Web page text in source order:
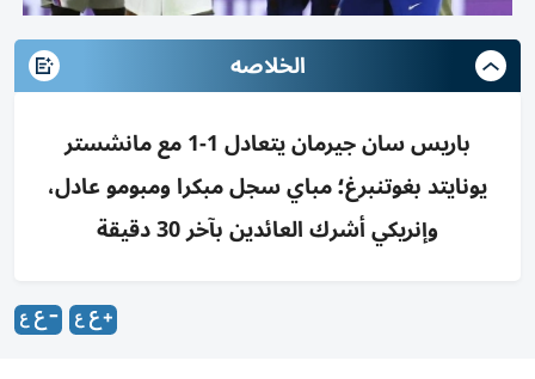
الخلاصه
باريس سان جيرمان يتعادل 1-1 مع مانشستر
يونايتد بغوتنبرغ؛ مباي سجل مبكرا ومبومو عادل،
وإنريكي أشرك العائدين بآخر 30 دقيقة